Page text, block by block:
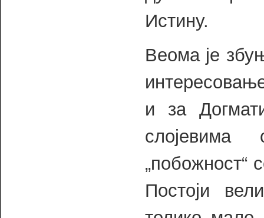
Истину.
Веома је
и за
„побожност“
Постоји